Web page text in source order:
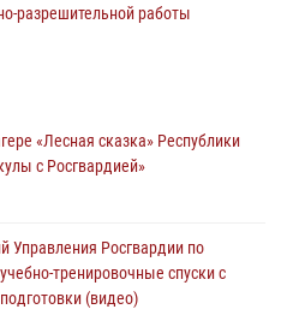
разрешительной работы
провели занятие по
выступил на Всероссийском
«Территория смыслов»
«Лесная сказка» Республики
с Росгвардией»
Управления Росгвардии по
тренировочные спуски с
(видео)